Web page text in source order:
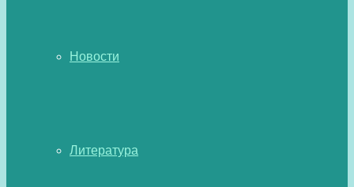
Новости
Литература